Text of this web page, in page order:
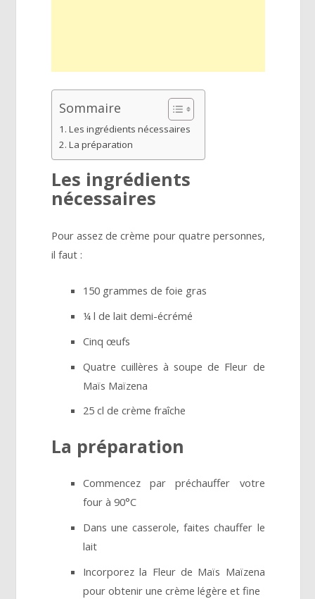
Sommaire
Les ingrédients nécessaires
La préparation
Les ingrédients
nécessaires
Pour assez de crème pour quatre personnes,
il faut :
150 grammes de foie gras
¼ l de lait demi-écrémé
Cinq œufs
Quatre cuillères à soupe de Fleur de
Maïs Maïzena
25 cl de crème fraîche
La préparation
Commencez par préchauffer votre
four à 90°C
Dans une casserole, faites chauffer le
lait
Incorporez la Fleur de Maïs Maïzena
pour obtenir une crème légère et fine